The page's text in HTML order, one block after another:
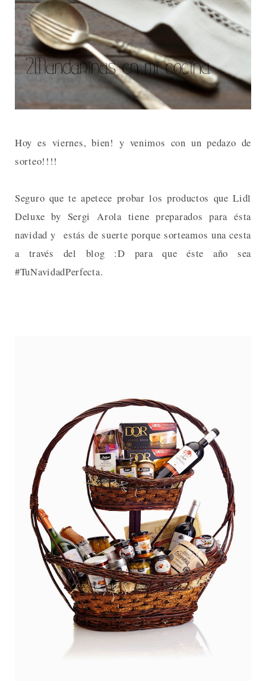
Hoy es viernes, bien! y venimos con un pedazo de
sorteo!!!!
Seguro que te apetece probar los productos que Lidl
Deluxe by Sergi Arola tiene preparados para ésta
navidad y estás de suerte porque sorteamos una cesta
a través del blog :D para que éste año sea
#TuNavidadPerfecta.